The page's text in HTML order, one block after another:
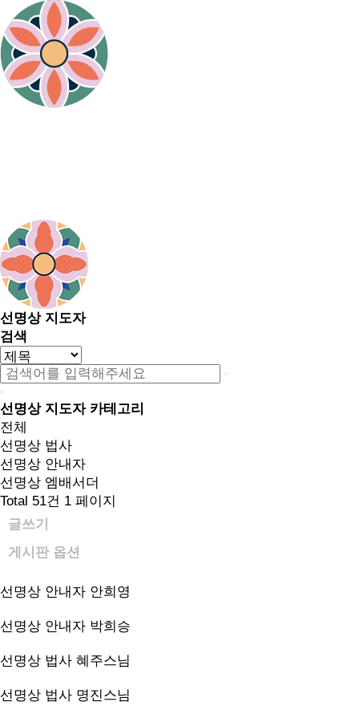
선명상 지도자
검색
선명상 지도자 카테고리
전체
선명상 법사
선명상 안내자
선명상 엠배서더
Total 51건 1 페이지
글쓰기
게시판 옵션
선명상 안내자 안희영
선명상 안내자 박희승
선명상 법사 혜주스님
선명상 법사 명진스님